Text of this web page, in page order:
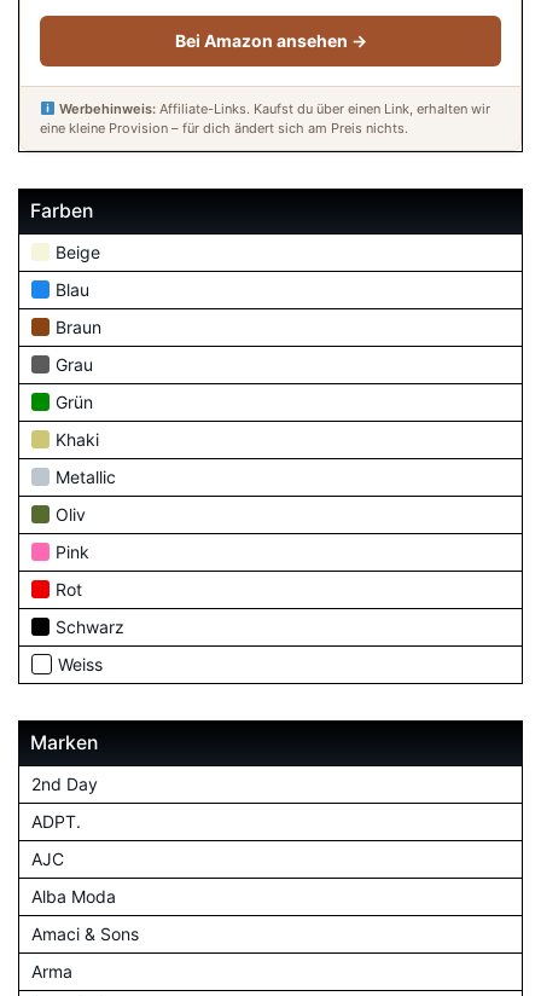
Bei Amazon ansehen →
Werbehinweis:Affiliate-Links. Kaufst du über einen Link, erhalten wir
eine kleine Provision – für dich ändert sich am Preis nichts.
Farben
Beige
Blau
Braun
Grau
Grün
Khaki
Metallic
Oliv
Pink
Rot
Schwarz
Weiss
Marken
2nd Day
ADPT.
AJC
Alba Moda
Amaci & Sons
Arma